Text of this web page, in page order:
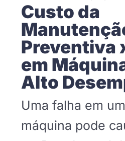
Custo da
Preventiva
em
Alto
Uma falha em
máquina pode